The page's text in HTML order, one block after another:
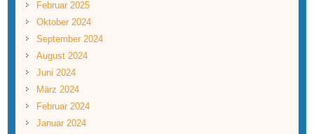
Februar 2025
Oktober 2024
September 2024
August 2024
Juni 2024
März 2024
Februar 2024
Januar 2024